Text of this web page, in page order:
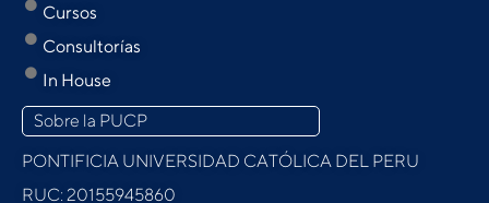
Cursos
Consultorías
In House
Sobre la PUCP
PONTIFICIA UNIVERSIDAD CATÓLICA DEL PERU
RUC: 20155945860